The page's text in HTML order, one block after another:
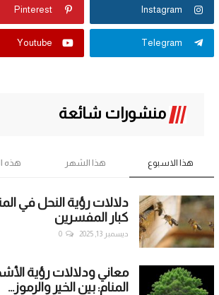
Instagram
Pinterest
Telegram
Youtube
منشورات شائعة
هذا الاسبوع هذا الشهر هذه
دلالات رؤية النحل في
كبار المفسرين
ديسمبر 13, 2025 0
معاني ودلالات رؤية
المنام: بين الخير والرموز...